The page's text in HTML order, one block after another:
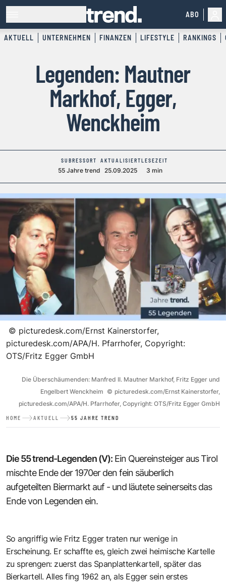
ABO
AKTUELL UNTERNEHMEN FINANZEN LIFESTYLE RANKINGS
Legenden: Mautner
Markhof, Egger,
Wenckheim
SUBRESSORT
55 Jahre trend
AKTUALISIERT
25.09.2025
LESEZEIT
3 min
© picturedesk.com/Ernst Kainerstorfer,
picturedesk.com/APA/H. Pfarrhofer, Copyright:
OTS/Fritz Egger GmbH
Die Überschäumenden: Manfred II. Mautner Markhof, Fritz Egger und
Engelbert Wenckheim © picturedesk.com/Ernst Kainerstorfer,
picturedesk.com/APA/H. Pfarrhofer, Copyright: OTS/Fritz Egger GmbH
HOME AKTUELL 55 JAHRE TREND
Die 55 trend-Legenden (V): Ein Quereinsteiger aus Tirol
mischte Ende der 1970er den fein säuberlich
aufgeteilten Biermarkt auf - und läutete seinerseits das
Ende von Legenden ein.
So angriffig wie Fritz Egger traten nur wenige in
Erscheinung. Er schaffte es, gleich zwei heimische Kartelle
zu sprengen: zuerst das Spanplattenkartell, später das
Bierkartell. Alles fing 1962 an, als Egger sein erstes